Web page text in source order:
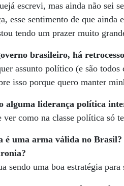
escrevi, mas ainda não sei
esse sentimento de que
tendo um prazer muito
brasileiro, há
assunto político (e são
isso porque quero manter
alguma liderança política
ver como na classe política só
é uma arma válida no
sendo uma boa estratégia